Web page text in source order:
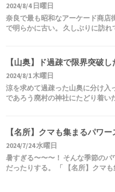
2024/8/4 日曜日
奈良で最も昭和なアーケード商店
で明らかに古い。 久しぶりに訪
【山奥】ド過疎で限界突破
2024/8/1 木曜日
涼を求めて過疎った山奥に分け入
であろう廃村の神社にたどり着
【名所】クマも集まるパワ
2024/7/24 水曜日
暑すぎる〜〜〜！ そんな季節の
だったりする。 「 【名所】クマ